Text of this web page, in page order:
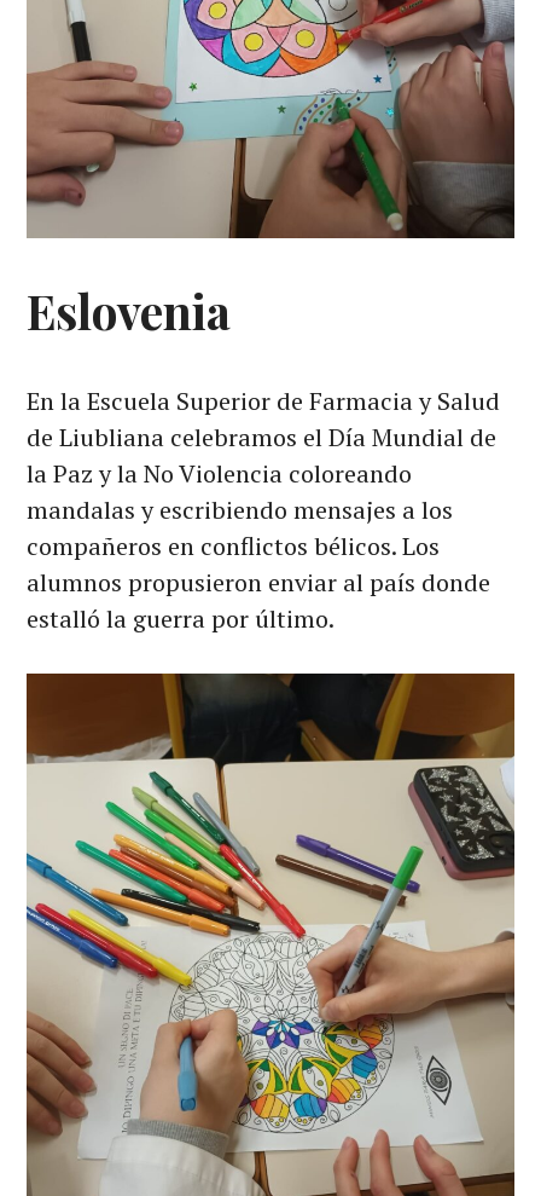
Eslovenia
En la Escuela Superior de Farmacia y Salud
de Liubliana celebramos el Día Mundial de
la Paz y la No Violencia coloreando
mandalas y escribiendo mensajes a los
compañeros en conflictos bélicos. Los
alumnos propusieron enviar al país donde
estalló la guerra por último.